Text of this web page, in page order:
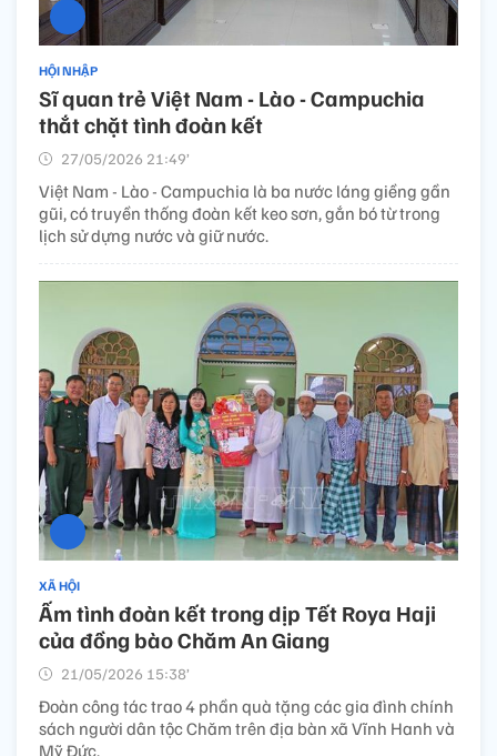
HỘI NHẬP
Sĩ quan trẻ Việt Nam - Lào - Campuchia
thắt chặt tình đoàn kết
27/05/2026 21:49’
Việt Nam - Lào - Campuchia là ba nước láng giềng gần
gũi, có truyền thống đoàn kết keo sơn, gắn bó từ trong
lịch sử dựng nước và giữ nước.
XÃ HỘI
Ấm tình đoàn kết trong dịp Tết Roya Haji
của đồng bào Chăm An Giang
21/05/2026 15:38’
Đoàn công tác trao 4 phần quà tặng các gia đình chính
sách người dân tộc Chăm trên địa bàn xã Vĩnh Hanh và
Mỹ Đức.